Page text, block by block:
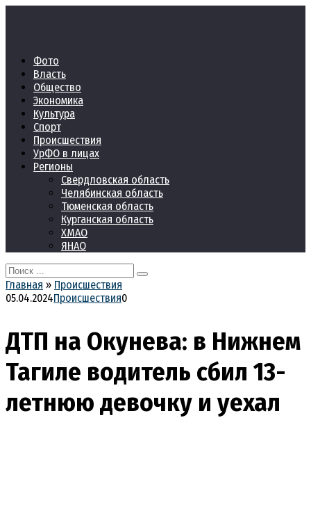
Фото
Власть
Общество
Экономика
Культура
Спорт
Происшествия
УрФО в лицах
Регионы
Свердловская область
Челябинская область
Тюменская область
Курганская область
ХМАО
ЯНАО
Search
for:
Главная » Происшествия
05.04.2024Происшествия0
ДТП на Окунева: в Нижнем
Тагиле водитель сбил 13-
летнюю девочку и уехал